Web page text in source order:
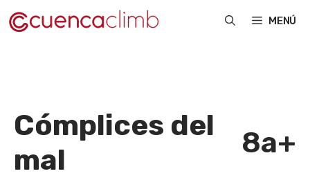
Saltar
al
MENÚ
Cómplices del
mal
8a+